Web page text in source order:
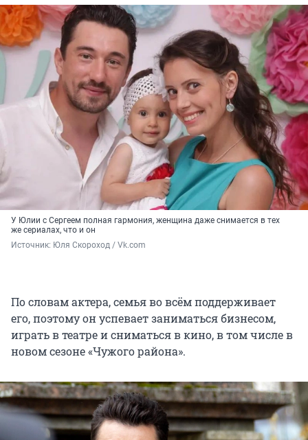
У Юлии с Сергеем полная гармония, женщина даже снимается в тех
же сериалах, что и он
Источник: Юля Скороход / Vk.com
По словам актера, семья во всём поддерживает
его, поэтому он успевает заниматься бизнесом,
играть в театре и сниматься в кино, в том числе в
новом сезоне «Чужого района».